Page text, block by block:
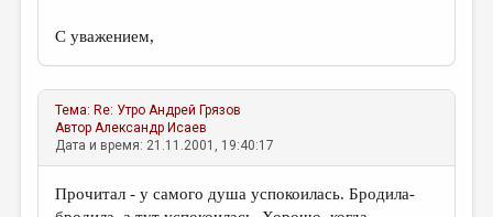
С уважением,
Тема: Re: Утро Андрей Грязов
АвторАлександр Исаев
Дата и время: 21.11.2001, 19:40:17
Прочитал - у самого душа успокоилась. Бродила-